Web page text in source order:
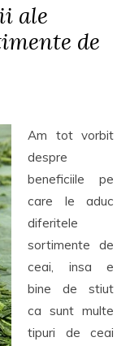
ale
de
Am tot vorbit
despre
beneficiile pe
care le aduc
diferitele
sortimente de
ceai, insa e
bine de stiut
ca sunt multe
tipuri de ceai